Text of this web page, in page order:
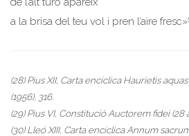
a la brisa del teu vol i pren l’aire fresc»
(28) Pius XII, Carta encíclica Haurietis aquas
(1956), 316.
(29) Pius VI, Constitució Auctorem fidei (28
(30) Lleó XIII, Carta encíclica Annum